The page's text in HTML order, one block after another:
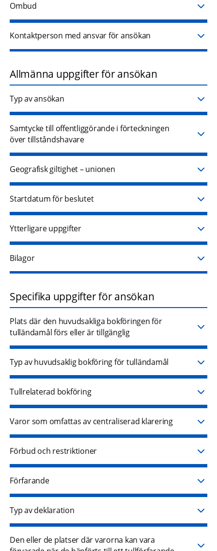
Ombud
Kontaktperson med ansvar för ansökan
Allmänna uppgifter för ansökan
Typ av ansökan
Samtycke till offentliggörande i förteckningen
över tillståndshavare
Geografisk giltighet – unionen
Startdatum för beslutet
Ytterligare uppgifter
Bilagor
Specifika uppgifter för ansökan
Plats där den huvudsakliga bokföringen för
tulländamål förs eller är tillgänglig
Typ av huvudsaklig bokföring för tulländamål
Tullrelaterad bokföring
Varor som omfattas av centraliserad klarering
Förbud och restriktioner
Förfarande
Typ av deklaration
Den eller de platser där varorna kan vara